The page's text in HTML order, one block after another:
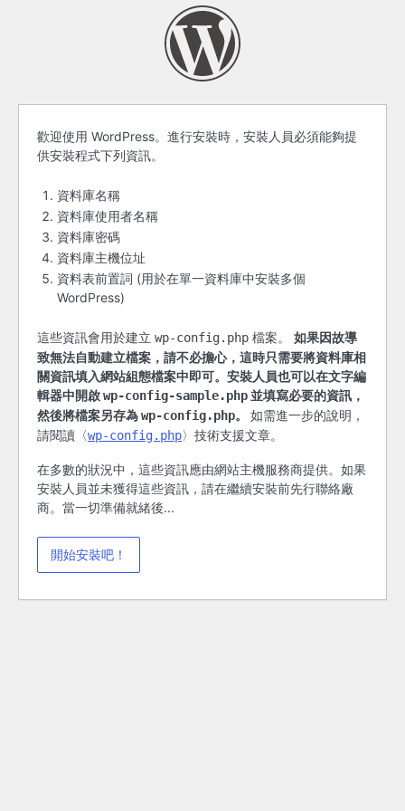
開
始
之
前
歡迎使用 WordPress。進行安裝時，安裝人員必須能夠提
供安裝程式下列資訊。
資料庫名稱
資料庫使用者名稱
資料庫密碼
資料庫主機位址
資料表前置詞 (用於在單一資料庫中安裝多個
WordPress)
這些資訊會用於建立 wp-config.php 檔案。 如果因故導
致無法自動建立檔案，請不必擔心，這時只需要將資料庫相
關資訊填入網站組態檔案中即可。安裝人員也可以在文字編
輯器中開啟wp-config-sample.php並填寫必要的資訊，
然後將檔案另存為wp-config.php。 如需進一步的說明，
請閱讀〈wp-config.php〉技術支援文章。
在多數的狀況中，這些資訊應由網站主機服務商提供。如果
安裝人員並未獲得這些資訊，請在繼續安裝前先行聯絡廠
商。當一切準備就緒後...
開始安裝吧！